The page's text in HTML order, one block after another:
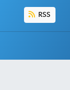
RSS